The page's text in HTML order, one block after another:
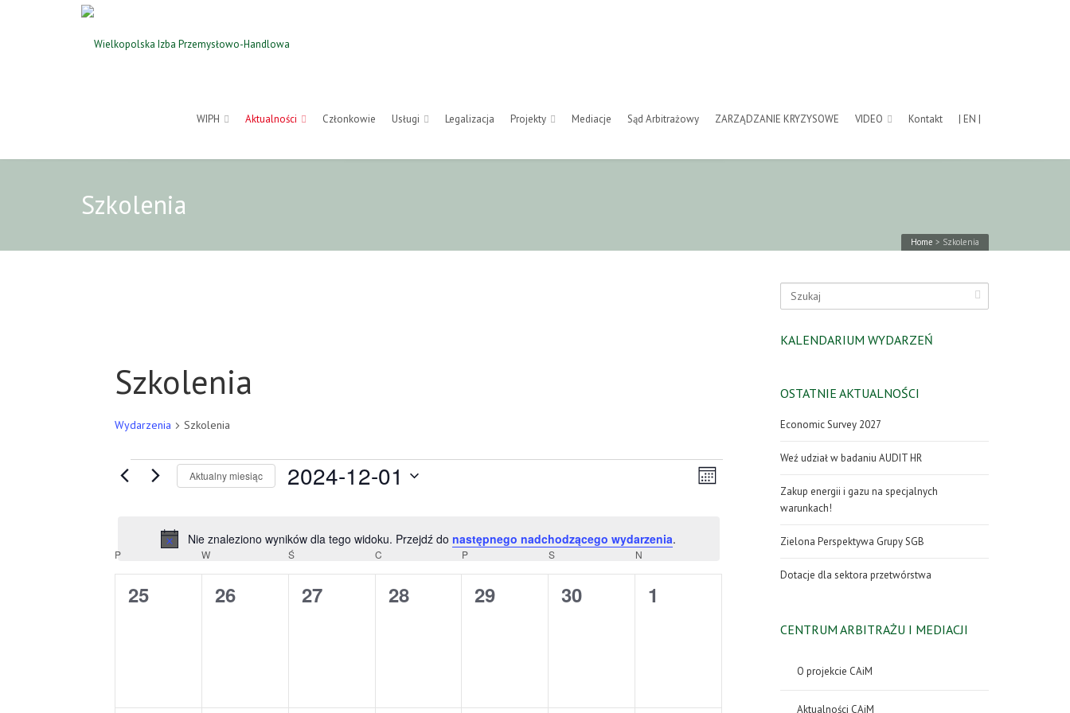
WIPH Aktualności Członkowie Usługi Legalizacja Projekty Mediacje Sąd Arbitrażowy ZARZĄDZANIE KRYZYSOWE VIDEO Kontakt | EN |
Szkolenia
Home > Szkolenia
Szkolenia
Wydarzenia Szkolenia
Wydarzenia
Powiadomienie
Nie znaleziono wyników dla tego widoku. Przejdź do następnego nadchodzącego wydarzenia.
Nawigacja
Widoków
Wydarzenie
Widoki
nawigacja
Miesiąc
Aktualny miesiąc 2024-12-01
Kalendarz
Wydarzenia
P W Ś C P S N
0
25
0
26
0
27
0
28
0
29
0
30
0
1
KALENDARIUM WYDARZEŃ
OSTATNIE AKTUALNOŚCI
Economic Survey 2027
Weź udział w badaniu AUDIT HR
Zakup energii i gazu na specjalnych
warunkach!
Zielona Perspektywa Grupy SGB
Dotacje dla sektora przetwórstwa
CENTRUM ARBITRAŻU I MEDIACJI
O projekcie CAiM
Aktualności CAiM